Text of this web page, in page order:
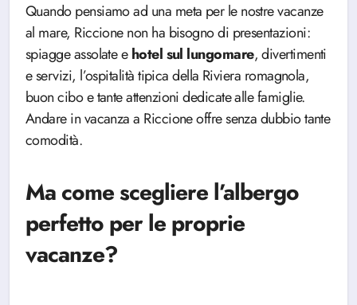
Quando pensiamo ad una meta per le nostre vacanze
al mare, Riccione non ha bisogno di presentazioni:
spiagge assolate ehotel sul lungomare, divertimenti
e servizi, l’ospitalità tipica della Riviera romagnola,
buon cibo e tante attenzioni dedicate alle famiglie.
Andare in vacanza a Riccione offre senza dubbio tante
comodità.
Ma come scegliere l’albergo
perfetto per le proprie
vacanze?